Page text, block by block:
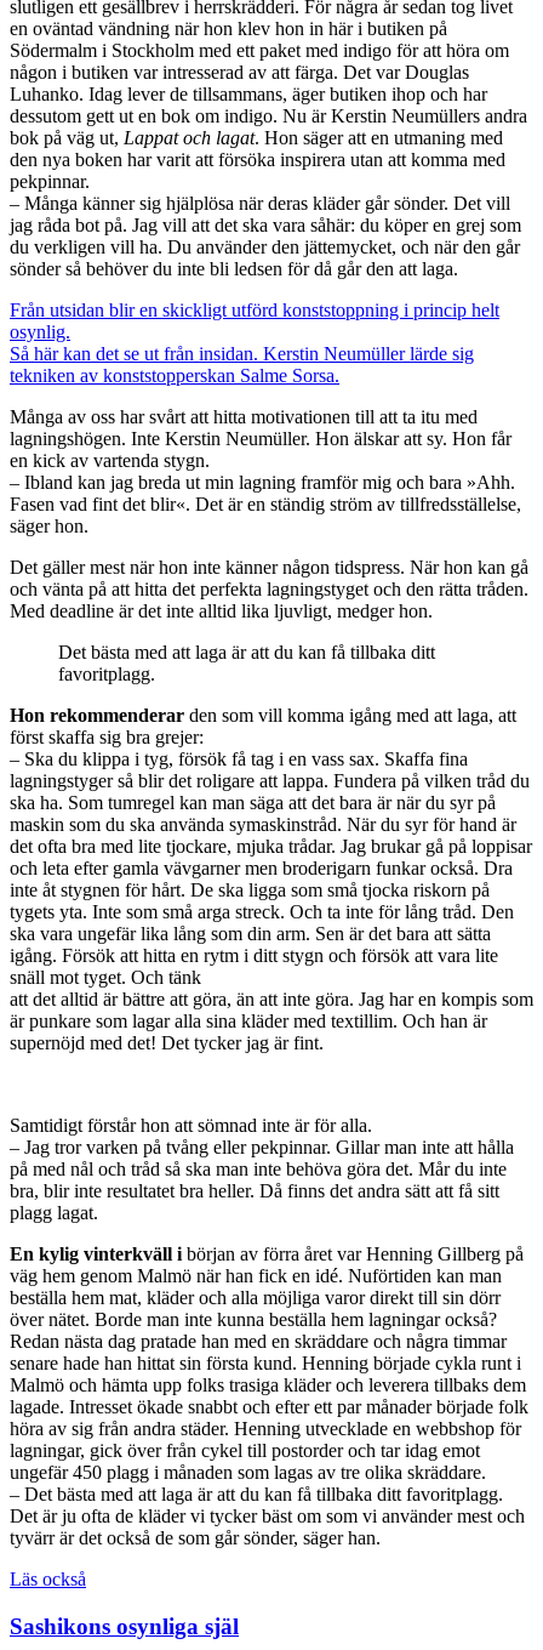
slutligen ett gesällbrev i herrskrädderi. För några år sedan tog livet
en oväntad vändning när hon klev hon in här i butiken på
Södermalm i Stockholm med ett paket med indigo för att höra om
någon i butiken var intresserad av att färga. Det var Douglas
Luhanko. Idag lever de tillsammans, äger butiken ihop och har
dessutom gett ut en bok om indigo. Nu är Kerstin Neumüllers andra
bok på väg ut, Lappat och lagat. Hon säger att en utmaning med
den nya boken har varit att försöka inspirera utan att komma med
pekpinnar.
– Många känner sig hjälplösa när deras kläder går sönder. Det vill
jag råda bot på. Jag vill att det ska vara såhär: du köper en grej som
du verkligen vill ha. Du använder den jättemycket, och när den går
sönder så behöver du inte bli ledsen för då går den att laga.
Från utsidan blir en skickligt utförd konststoppning i princip helt
osynlig.
Så här kan det se ut från insidan. Kerstin Neumüller lärde sig
tekniken av konststopperskan Salme Sorsa.
Många av oss har svårt att hitta motivationen till att ta itu med
lagningshögen. Inte Kerstin Neumüller. Hon älskar att sy. Hon får
en kick av vartenda stygn.
– Ibland kan jag breda ut min lagning framför mig och bara »Ahh.
Fasen vad fint det blir«. Det är en ständig ström av tillfredsställelse,
säger hon.
Det gäller mest när hon inte känner någon tidspress. När hon kan gå
och vänta på att hitta det perfekta lagningstyget och den rätta tråden.
Med deadline är det inte alltid lika ljuvligt, medger hon.
Det bästa med att laga är att du kan få tillbaka ditt
favoritplagg.
Hon rekommenderar den som vill komma igång med att laga, att
först skaffa sig bra grejer:
– Ska du klippa i tyg, försök få tag i en vass sax. Skaffa fina
lagningstyger så blir det roligare att lappa. Fundera på vilken tråd du
ska ha. Som tumregel kan man säga att det bara är när du syr på
maskin som du ska använda symaskinstråd. När du syr för hand är
det ofta bra med lite tjockare, mjuka trådar. Jag brukar gå på loppisar
och leta efter gamla vävgarner men broderigarn funkar också. Dra
inte åt stygnen för hårt. De ska ligga som små tjocka riskorn på
tygets yta. Inte som små arga streck. Och ta inte för lång tråd. Den
ska vara ungefär lika lång som din arm. Sen är det bara att sätta
igång. Försök att hitta en rytm i ditt stygn och försök att vara lite
snäll mot tyget. Och tänk
att det alltid är bättre att göra, än att inte göra. Jag har en kompis som
är punkare som lagar alla sina kläder med textillim. Och han är
supernöjd med det! Det tycker jag är fint.
Samtidigt förstår hon att sömnad inte är för alla.
– Jag tror varken på tvång eller pekpinnar. Gillar man inte att hålla
på med nål och tråd så ska man inte behöva göra det. Mår du inte
bra, blir inte resultatet bra heller. Då finns det andra sätt att få sitt
plagg lagat.
En kylig vinterkväll ibörjan av förra året var Henning Gillberg på
väg hem genom Malmö när han fick en idé. Nuförtiden kan man
beställa hem mat, kläder och alla möjliga varor direkt till sin dörr
över nätet. Borde man inte kunna beställa hem lagningar också?
Redan nästa dag pratade han med en skräddare och några timmar
senare hade han hittat sin första kund. Henning började cykla runt i
Malmö och hämta upp folks trasiga kläder och leverera tillbaks dem
lagade. Intresset ökade snabbt och efter ett par månader började folk
höra av sig från andra städer. Henning utvecklade en webbshop för
lagningar, gick över från cykel till postorder och tar idag emot
ungefär 450 plagg i månaden som lagas av tre olika skräddare.
– Det bästa med att laga är att du kan få tillbaka ditt favoritplagg.
Det är ju ofta de kläder vi tycker bäst om som vi använder mest och
tyvärr är det också de som går sönder, säger han.
Läs också
Sashikons osynliga själ